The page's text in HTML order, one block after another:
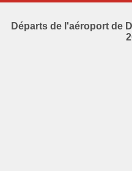
Départs de l'aéroport de